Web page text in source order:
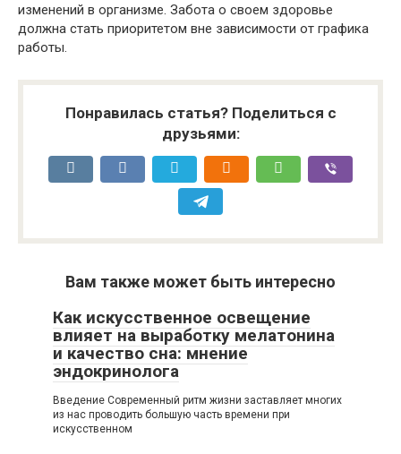
изменений в организме. Забота о своем здоровье
должна стать приоритетом вне зависимости от графика
работы.
Понравилась статья? Поделиться с
друзьями:
Вам также может быть интересно
Как искусственное освещение
влияет на выработку мелатонина
и качество сна: мнение
эндокринолога
Введение Современный ритм жизни заставляет многих
из нас проводить большую часть времени при
искусственном